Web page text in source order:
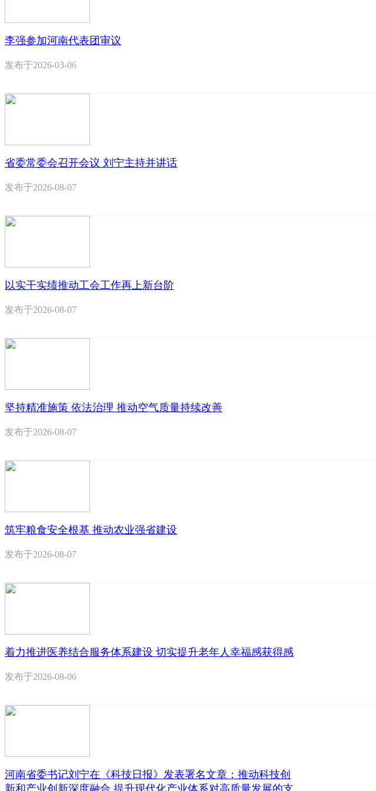
李强参加河南代表团审议
发布于2026-03-06
省委常委会召开会议 刘宁主持并讲话
发布于2026-08-07
以实干实绩推动工会工作再上新台阶
发布于2026-08-07
坚持精准施策 依法治理 推动空气质量持续改善
发布于2026-08-07
筑牢粮食安全根基 推动农业强省建设
发布于2026-08-07
着力推进医养结合服务体系建设 切实提升老年人幸福感获得感
发布于2026-08-06
河南省委书记刘宁在《科技日报》发表署名文章：推动科技创